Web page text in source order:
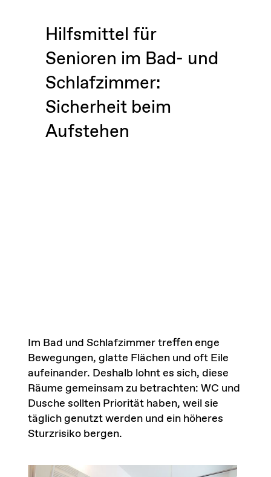
Hilfsmittel für
Senioren im Bad- und
Schlafzimmer:
Sicherheit beim
Aufstehen
Im Bad und Schlafzimmer treffen enge
Bewegungen, glatte Flächen und oft Eile
aufeinander. Deshalb lohnt es sich, diese
Räume gemeinsam zu betrachten: WC und
Dusche sollten Priorität haben, weil sie
täglich genutzt werden und ein höheres
Sturzrisiko bergen.